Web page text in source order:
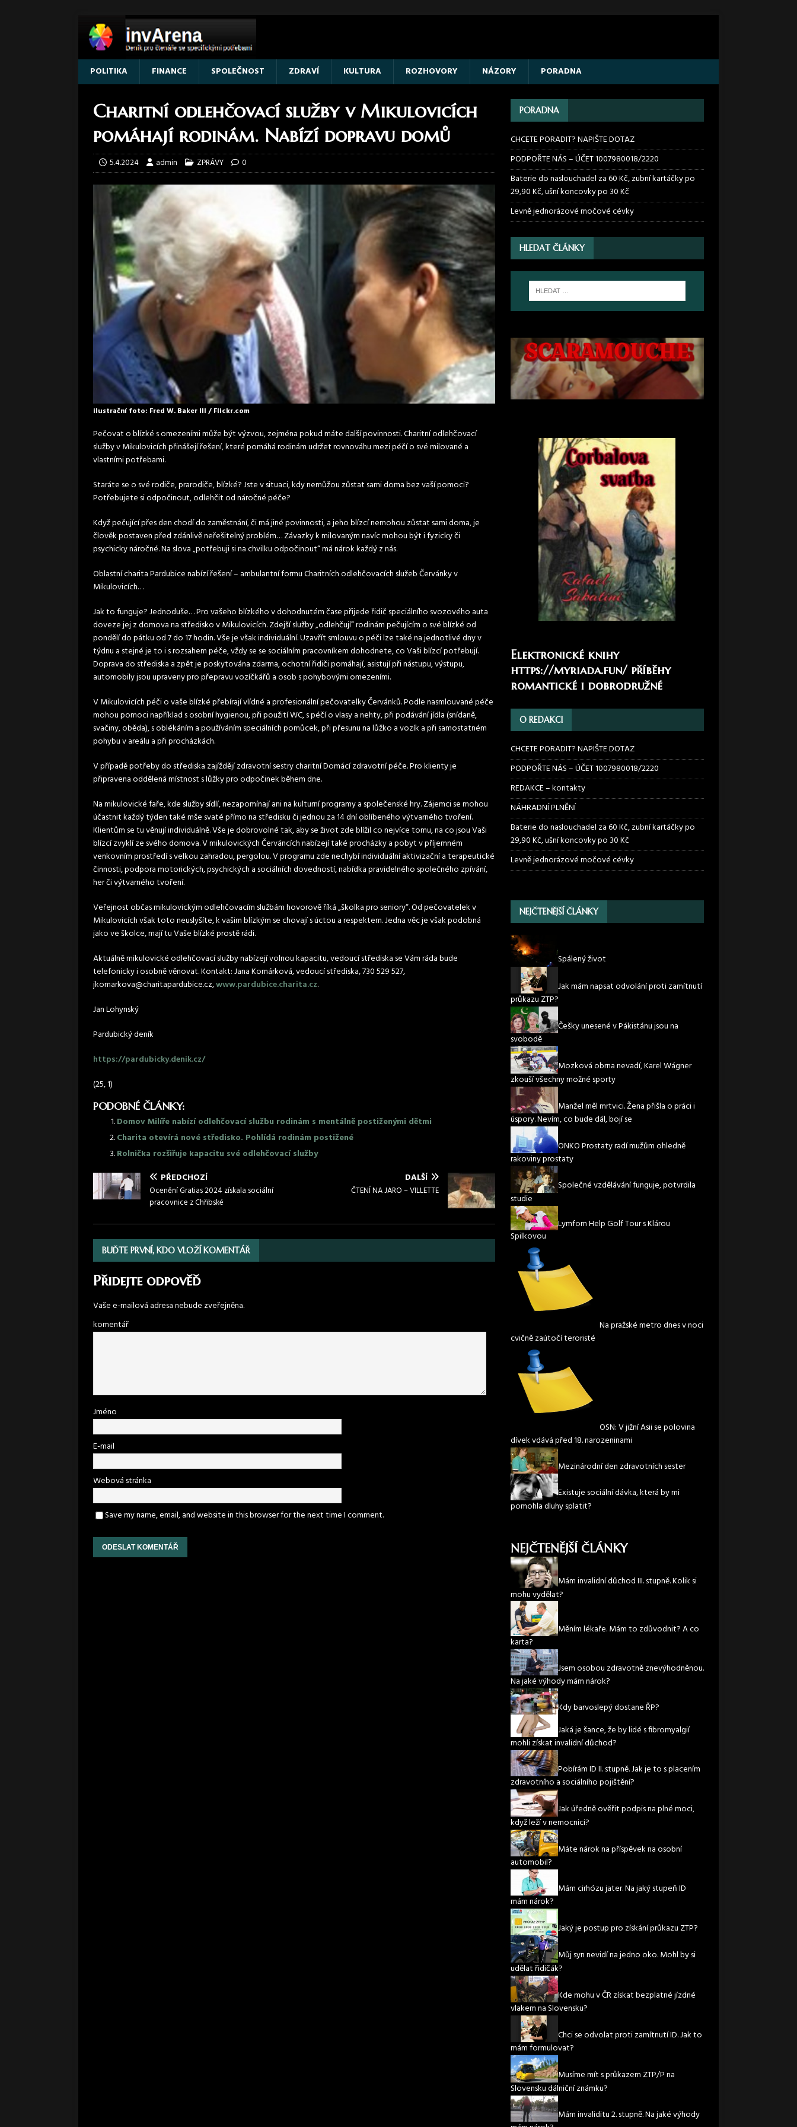
POLITIKA FINANCE SPOLEČNOST ZDRAVÍ KULTURA ROZHOVORY NÁZORY PORADNA
Charitní odlehčovací služby v Mikulovicích
pomáhají rodinám. Nabízí dopravu domů
5.4.2024 admin ZPRÁVY 0
ilustrační foto: Fred W. Baker III / Flickr.com
Pečovat o blízké s omezeními může být výzvou, zejména pokud máte další povinnosti. Charitní odlehčovací
služby v Mikulovicích přinášejí řešení, které pomáhá rodinám udržet rovnováhu mezi péčí o své milované a
vlastními potřebami.
Staráte se o své rodiče, prarodiče, blízké? Jste v situaci, kdy nemůžou zůstat sami doma bez vaší pomoci?
Potřebujete si odpočinout, odlehčit od náročné péče?
Když pečující přes den chodí do zaměstnání, či má jiné povinnosti, a jeho blízcí nemohou zůstat sami doma, je
člověk postaven před zdánlivě neřešitelný problém… Závazky k milovaným navíc mohou být i fyzicky či
psychicky náročné. Na slova „potřebuji si na chvilku odpočinout“ má nárok každý z nás.
Oblastní charita Pardubice nabízí řešení – ambulantní formu Charitních odlehčovacích služeb Červánky v
Mikulovicích…
Jak to funguje? Jednoduše… Pro vašeho blízkého v dohodnutém čase přijede řidič speciálního svozového auta
doveze jej z domova na středisko v Mikulovicích. Zdejší služby „odlehčují“ rodinám pečujícím o své blízké od
pondělí do pátku od 7 do 17 hodin. Vše je však individuální. Uzavřít smlouvu o péči lze také na jednotlivé dny v
týdnu a stejné je to i s rozsahem péče, vždy se se sociálním pracovníkem dohodnete, co Vaši blízcí potřebují.
Doprava do střediska a zpět je poskytována zdarma, ochotní řidiči pomáhají, asistují při nástupu, výstupu,
automobily jsou upraveny pro přepravu vozíčkářů a osob s pohybovými omezeními.
V Mikulovicích péči o vaše blízké přebírají vlídné a profesionální pečovatelky Červánků. Podle nasmlouvané péče
mohou pomoci například s osobní hygienou, při použití WC, s péčí o vlasy a nehty, při podávání jídla (snídaně,
svačiny, oběda), s oblékáním a používáním speciálních pomůcek, při přesunu na lůžko a vozík a při samostatném
pohybu v areálu a při procházkách.
V případě potřeby do střediska zajíždějí zdravotní sestry charitní Domácí zdravotní péče. Pro klienty je
připravena oddělená místnost s lůžky pro odpočinek během dne.
Na mikulovické faře, kde služby sídlí, nezapomínají ani na kulturní programy a společenské hry. Zájemci se mohou
účastnit každý týden také mše svaté přímo na středisku či jednou za 14 dní oblíbeného výtvarného tvoření.
Klientům se tu věnují individuálně. Vše je dobrovolné tak, aby se život zde blížil co nejvíce tomu, na co jsou Vaši
blízcí zvyklí ze svého domova. V mikulovických Červáncích nabízejí také procházky a pobyt v příjemném
venkovním prostředí s velkou zahradou, pergolou. V programu zde nechybí individuální aktivizační a terapeutické
činnosti, podpora motorických, psychických a sociálních dovedností, nabídka pravidelného společného zpívání,
her či výtvarného tvoření.
Veřejnost občas mikulovickým odlehčovacím službám hovorově říká „školka pro seniory“. Od pečovatelek v
Mikulovicích však toto neuslyšíte, k vašim blízkým se chovají s úctou a respektem. Jedna věc je však podobná
jako ve školce, mají tu Vaše blízké prostě rádi.
Aktuálně mikulovické odlehčovací služby nabízejí volnou kapacitu, vedoucí střediska se Vám ráda bude
telefonicky i osobně věnovat. Kontakt: Jana Komárková, vedoucí střediska, 730 529 527,
jkomarkova@charitapardubice.cz,www.pardubice.charita.cz.
Jan Lohynský
Pardubický deník
https://pardubicky.denik.cz/
(25, 1)
PODOBNÉ ČLÁNKY:
Domov Milíře nabízí odlehčovací službu rodinám s mentálně postiženými dětmi
Charita otevírá nové středisko. Pohlídá rodinám postižené
Rolnička rozšiřuje kapacitu své odlehčovací služby
PŘEDCHOZÍ
Ocenění Gratias 2024 získala sociální
pracovnice z Chřibské
DALŠÍ
ČTENÍ NA JARO – VILLETTE
BUĎTE PRVNÍ, KDO VLOŽÍ KOMENTÁŘ
Přidejte odpověď
Vaše e-mailová adresa nebude zveřejněna.
komentář
Jméno
E-mail
Webová stránka
Save my name, email, and website in this browser for the next time I comment.
PORADNA
CHCETE PORADIT? NAPIŠTE DOTAZ
PODPOŘTE NÁS – ÚČET 1007980018/2220
Baterie do naslouchadel za 60 Kč, zubní kartáčky po
29,90 Kč, ušní koncovky po 30 Kč
Levně jednorázové močové cévky
HLEDAT ČLÁNKY
Elektronické knihy
https://myriada.fun/příběhy
romantické i dobrodružné
O REDAKCI
CHCETE PORADIT? NAPIŠTE DOTAZ
PODPOŘTE NÁS – ÚČET 1007980018/2220
REDAKCE – kontakty
NÁHRADNÍ PLNĚNÍ
Baterie do naslouchadel za 60 Kč, zubní kartáčky po
29,90 Kč, ušní koncovky po 30 Kč
Levně jednorázové močové cévky
NEJČTENĚJŠÍ ČLÁNKY
Spálený život
Jak mám napsat odvolání proti zamítnutí
průkazu ZTP?
Češky unesené v Pákistánu jsou na
svobodě
Mozková obrna nevadí, Karel Wágner
zkouší všechny možné sporty
Manžel měl mrtvici. Žena přišla o práci i
úspory. Nevím, co bude dál, bojí se
ONKO Prostaty radí mužům ohledně
rakoviny prostaty
Společné vzdělávání funguje, potvrdila
studie
Lymfom Help Golf Tour s Klárou
Spilkovou
Na pražské metro dnes v noci
cvičně zaútočí teroristé
OSN: V jižní Asii se polovina
dívek vdává před 18. narozeninami
Mezinárodní den zdravotních sester
Existuje sociální dávka, která by mi
pomohla dluhy splatit?
NEJČTENĚJŠÍ ČLÁNKY
Mám invalidní důchod III. stupně. Kolik si
mohu vydělat?
Měním lékaře. Mám to zdůvodnit? A co
karta?
Jsem osobou zdravotně znevýhodněnou.
Na jaké výhody mám nárok?
Kdy barvoslepý dostane ŘP?
Jaká je šance, že by lidé s fibromyalgií
mohli získat invalidní důchod?
Pobírám ID II. stupně. Jak je to s placením
zdravotního a sociálního pojištění?
Jak úředně ověřit podpis na plné moci,
když leží v nemocnici?
Máte nárok na příspěvek na osobní
automobil?
Mám cirhózu jater. Na jaký stupeň ID
mám nárok?
Jaký je postup pro získání průkazu ZTP?
Můj syn nevidí na jedno oko. Mohl by si
udělat řidičák?
Kde mohu v ČR získat bezplatné jízdné
vlakem na Slovensku?
Chci se odvolat proti zamítnutí ID. Jak to
mám formulovat?
Musíme mít s průkazem ZTP/P na
Slovensku dálniční známku?
Mám invaliditu 2. stupně. Na jaké výhody